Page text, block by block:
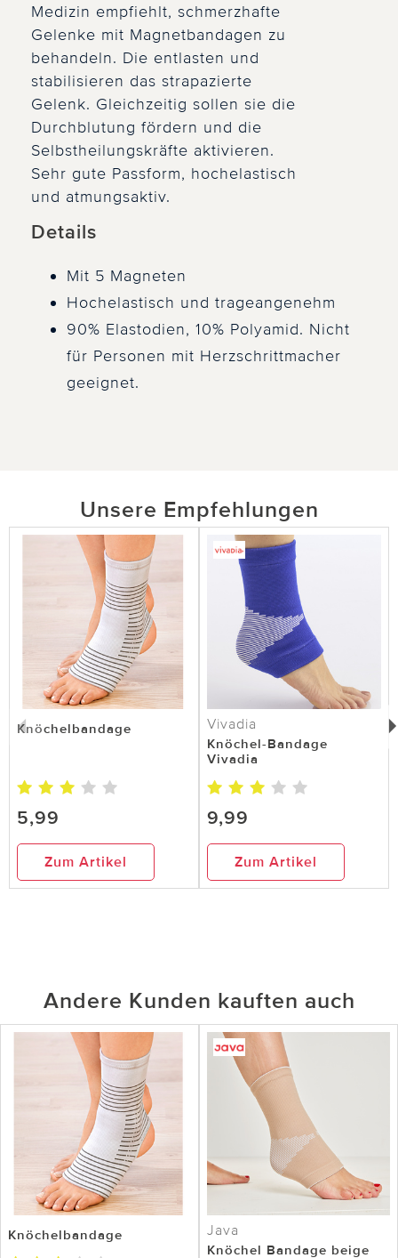
Medizin empfiehlt, schmerzhafte
Gelenke mit Magnetbandagen zu
behandeln. Die entlasten und
stabilisieren das strapazierte
Gelenk. Gleichzeitig sollen sie die
Durchblutung fördern und die
Selbstheilungskräfte aktivieren.
Sehr gute Passform, hochelastisch
und atmungsaktiv.
Details
Mit 5 Magneten
Hochelastisch und trageangenehm
90% Elastodien, 10% Polyamid. Nicht
für Personen mit Herzschrittmacher
geeignet.
Unsere Empfehlungen
Knöchelbandage
5,99
Zum Artikel
Vivadia
Knöchel-Bandage
Vivadia
9,99
Zum Artikel
Andere Kunden kauften auch
Knöchelbandage Java
Knöchel Bandage beige